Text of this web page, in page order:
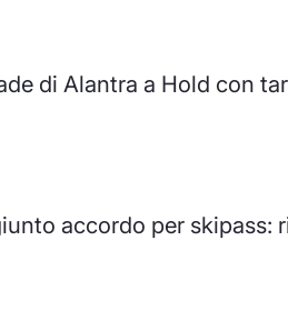
di Alantra a Hold con
accordo per skipass: